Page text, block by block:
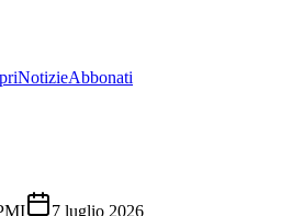
NotizieAbbonati
7 luglio 2026